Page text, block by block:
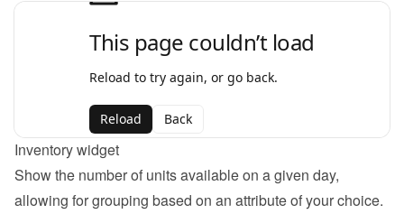
Inventory widget
Show the number of units available on a given day,
allowing for grouping based on an attribute of your choice.